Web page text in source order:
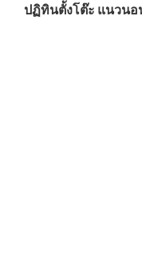
ปฏิทินตั้งโต๊ะ แนวนอ